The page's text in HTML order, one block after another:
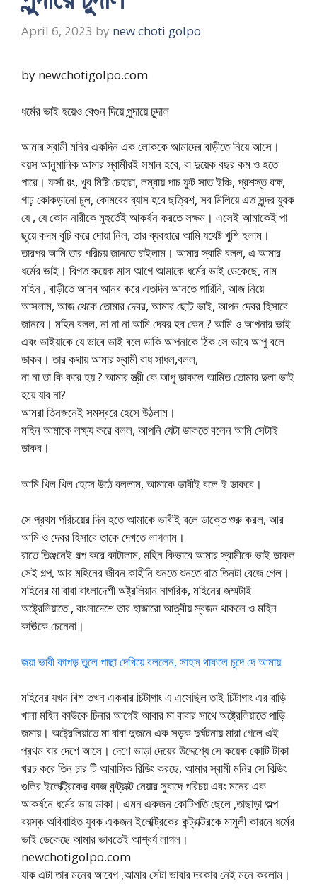
April 6, 2023 by new choti golpo
by newchotigolpo.com
ধর্মের ভাই হয়েও বেগুন দিয়ে পুন্দায়ে চুদাল
আমার স্বামী মনির একদিন এক লোককে আমাদের বাড়ীতে নিয়ে আসে।
বয়স আনুমানিক আমার স্বামীরই সমান হবে, বা দুয়েক বছর কম ও হতে
পারে। ফর্সা রং, খুব মিষ্টি চেহারা, লম্বায় পাচ ফুট সাত ইঞ্চি, প্রশস্ত বক্ষ,
গাঢ় কোকড়ানো চুল, কোমরের ব্যাস হবে ছত্রিশ, সব মিলিয়ে এত সুন্দর যুবক
যে , যে কোন নারীকে মুহুর্তেই আকর্ষন করতে সক্ষম। এসেই আমাকেই পা
ছুয়ে কদম বুচি করে দোয়া নিল, তার ব্যবহারে আমি যথেষ্ট খুশি হলাম।
তারপর আমি তার পরিচয় জানতে চাইলাম। আমার স্বামি বলল, এ আমার
ধর্মের ভাই। বিগত কয়েক মাস আগে আমাকে ধর্মের ভাই ডেকেছে, নাম
মহিন , বাড়ীতে আনব আনব করে এতদিন আনতে পারিনি, আজ নিয়ে
আসলাম, আজ থেকে তোমার দেবর, আমার ছোট ভাই, আপন দেবর হিসাবে
জানবে। মহিন বলল, না না না আমি দেবর হব কেন ? আমি ও আপনার ভাই
এবং ভাইয়াকে যে ভাবে ভাই বলে ডাকি আপনাকে ঠিক সে ভাবে আপু বলে
ডাকব। তার কথায় আমার স্বামী বাধ সাধল,বলল,
না না তা কি করে হয় ? আমার স্ত্রী কে আপু ডাকলে আমিত তোমার দুলা ভাই
হয়ে যাব না?
আমরা তিনজনেই সমস্বরে হেসে উঠলাম।
মহিন আমাকে লক্ষ্য করে বলল, আপনি যেটা ডাকতে বলেন আমি সেটাই
ডাকব।
আমি খিল খিল হেসে উঠে বললাম, আমাকে ভাবীই বলে ই ডাকবে।
সে প্রথম পরিচয়ের দিন হতে আমাকে ভাবীই বলে ডাক্তে শুরু করল, আর
আমি ও দেবর হিসাবে তাকে দেখতে লাগলাম।
রাতে তিঞ্জনেই গল্প করে কাটালাম, মহিন কিভাবে আমার স্বামীকে ভাই ডাকল
সেই গল্প, আর মহিনের জীবন কাহীনি শুনতে শুনতে রাত তিনটা বেজে গেল।
মহিনের মা বাবা বাংলাদেশী অষ্ট্রলিয়ান নাগরিক, মহিনের জম্মটাই
অষ্ট্রেলিয়াতে , বাংলাদেশে তার হাজারো আত্বীয় স্বজন থাকলে ও মহিন
কাঊকে চেনেনা।
জয়া ভাবী কাপড় তুলে পাছা দেখিয়ে বললেন, সাহস থাকলে চুদে দে আমায়
মহিনের যখন বিশ তখন একবার চিটাগাং এ এসেছিল তাই চিটাগাং এর বাড়ি
খানা মহিন কাউকে চিনার আগেই আবার মা বাবার সাথে অষ্ট্রেলিয়াতে পাড়ি
জমায়। অষ্ট্রেলিয়াতে মা বাবা দুজনে এক সড়ক দুর্ঘটনায় মারা গেলে এই
প্রথম বার দেশে আসে। দেশে ভাড়া দেয়ের উদ্দেশ্যে সে কয়েক কোটি টাকা
খরচ করে তিন চার টি আবাসিক বিল্ডিং করছে, আমার স্বামী মনির সে বিল্ডিং
গুলির ইলেক্ট্রিকের কাজ কন্ট্রাক্ট নেয়ার সুবাদে পরিচয় এবং মনের এক
আকর্ষনে ধর্মের ভায় ডাকা। এমন একজন কোটিপতি ছেলে ,তাছাড়া অল্প
বয়স্ক অবিবাহিত যুবক একজন ইলেক্ট্রিকের কন্ট্রাক্টরকে মামুলী কারনে ধর্মের
ভাই ডেকেছে আমার ভাবতেই আশ্বর্য লাগল।
newchotigolpo.com
যাক এটা তার মনের আবেগ ,আমার সেটা ভাবার দরকার নেই মনে করলাম।